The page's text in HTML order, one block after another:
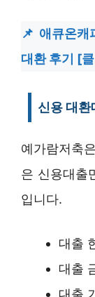
애큐온캐
대환 후기 [
신용 대
예가람저축
은 신용대출
입니다.
대출
대출
대출